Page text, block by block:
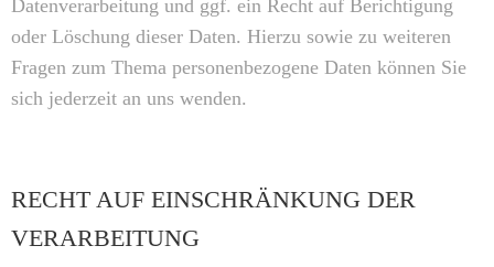
Datenverarbeitung und ggf. ein Recht auf Berichtigung
oder Löschung dieser Daten. Hierzu sowie zu weiteren
Fragen zum Thema personenbezogene Daten können Sie
sich jederzeit an uns wenden.
RECHT AUF EINSCHRÄNKUNG DER
VERARBEITUNG